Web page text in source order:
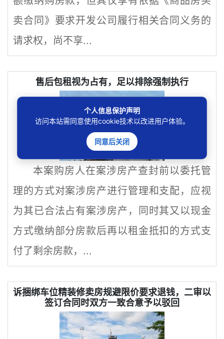
卖合同》要求开发公司履行相关合同义务的
请求权，尚不享...
售后包租视为占有，足以排除强制执行
本案购房人在案涉房产查封前以委托管
理的方式对案涉房产进行管理和支配，应视
为其已合法占有案涉房产，同时其又以现金
方式缴纳部分房款后再以租金抵扣的方式支
付了剩余房款，...
诉捆绑车位精装修卖房规避限价要求退钱，二审以
签订合同时双方一致合意予以驳回
个人信息保护声明
访问本站需同意使用cookie技术以改进用户体验。
同意后关闭